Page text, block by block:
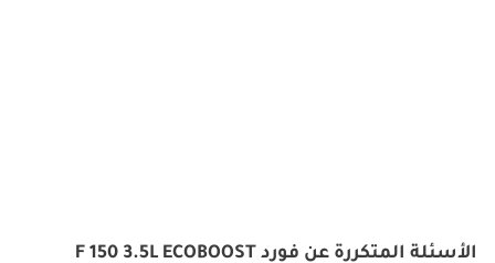
الأسئلة المتكررة عن فورد F 150 3.5L ECOBOOST